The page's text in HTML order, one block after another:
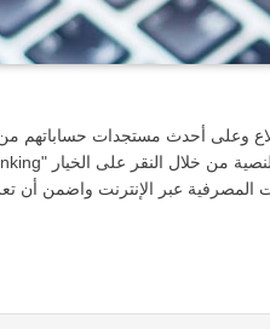
وعلى أحدث مستجدات حساباتهم من
المصرفية عبر الإنترنت واضمن أن